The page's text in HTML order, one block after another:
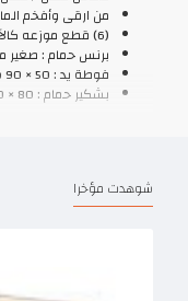
من ارقى وأفخم
(6) قطع موزعه كالآتي
برنس حمام :
فوطة يد : 50 × 90 سم ( قطعتين)
بشكير حمام : 80 × 150 سم (قطعتين)
شوهدت مؤخرا